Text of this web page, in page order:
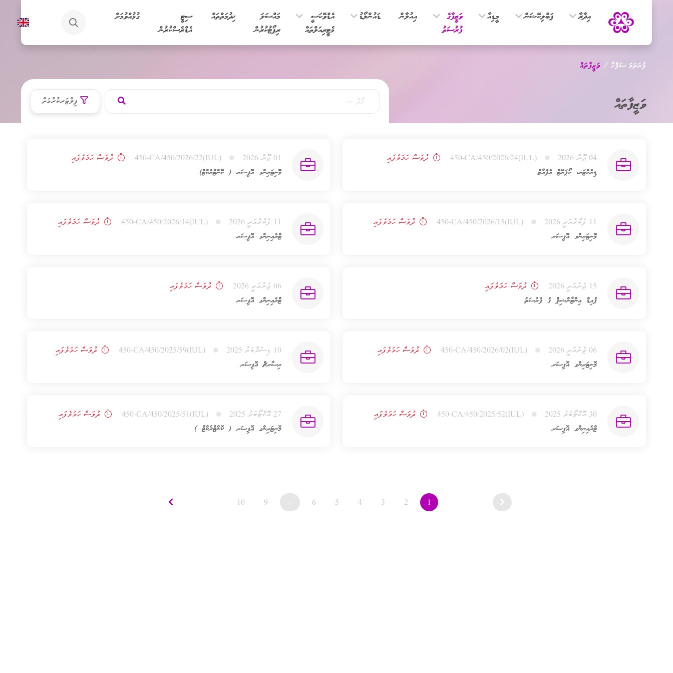
އިދާރާ ޕަބްލިކޭޝަން މީޑިއާ
ވަޒީފާގެ
ފުރުސަތު
އިއުލާން ޑައުންލޯޑު
އެޑްވޮކަސީ
މެޓީރިއަލްތައް
މައްސަލަ
ރިޕޯޓުކުރުން
ޚިދުމަތްތައް
ސިޓީ
އެޑްރެސްކުރުން
ގުޅުއްވުމަށް
ފުރަތަމަ ސަފްހާ ވަޒީފާތައް
ވަޒީފާތައް ފިލްޓަރކުރުމަށް
04 ޖޫން 2026 (IUL)450-CA/450/2026/24
ދުވަސް ހަމަވެފައި
ޑިރެކްޓަރ، ކޯޕަރޭޓް އެފެއާޒް
01 ޖޫން 2026 (IUL)450-CA/450/2026/22
ދުވަސް ހަމަވެފައި
މޮނިޓަރިންގ އޮފިސަރ ( ކޮންޓްރެކްޓް)
11 ފެބްރުއަރީ 2026 (IUL)450-CA/450/2026/15
ދުވަސް ހަމަވެފައި
މޮނިޓަރިންގ އޮފިސަރ
11 ފެބްރުއަރީ 2026 (IUL)450-CA/450/2026/14
ދުވަސް ހަމަވެފައި
ޓްރެއިނިންގ އޮފިސަރ
15 ޖެނުއަރީ 2026
ދުވަސް ހަމަވެފައި
ޕެއިޑް އިންޓާންޝިޕް ގެ ފުރުސަތު
06 ޖެނުއަރީ 2026
ދުވަސް ހަމަވެފައި
ޓްރެއިނިންގ އޮފިސަރ
06 ޖެނުއަރީ 2026 (IUL)450-CA/450/2026/02
ދުވަސް ހަމަވެފައި
މޮނިޓަރިންގ އޮފިސަރ
10 ޑިސެމްބަރު 2025 (IUL)450-CA/450/2025/59
ދުވަސް ހަމަވެފައި
ރިސާރޗް އޮފިސަރ
30 އޮކްޓޯބަރު 2025 (IUL)450-CA/450/2025/52
ދުވަސް ހަމަވެފައި
ޓްރެއިނިންގ އޮފިސަރ
27 އޮކްޓޯބަރު 2025 (IUL)450-CA/450/2025/51
ދުވަސް ހަމަވެފައި
މޮނިޓަރިންގ އޮފިސަރ ( ކޮންޓްރެކްޓް )
1
2
3
4
5
6
9
10